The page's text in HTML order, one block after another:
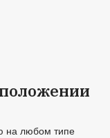
на любом типе